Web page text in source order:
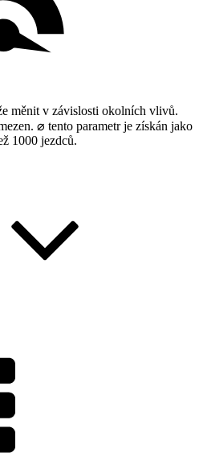
měnit v závislosti okolních vlivů.
⌀ tento parametr je získán jako
1000 jezdců.